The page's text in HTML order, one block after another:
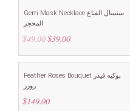
Gem Mask Necklace سنسال القناع
المحجر
$49.00 Original
was:
$39.00Current
is:
Feather Roses Bouquet بوكيه فيذر
روزز
$149.00